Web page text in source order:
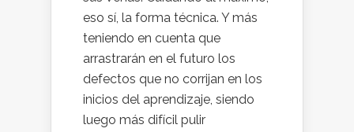
eso sí, la forma técnica. Y más
teniendo en cuenta que
arrastrarán en el futuro los
defectos que no corrijan en los
inicios del aprendizaje, siendo
luego más difícil pulir